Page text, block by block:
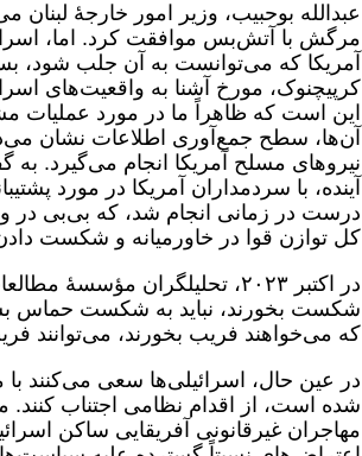
عبدالله بوحبیب، وزیر امور خارجۀ
مرگش با آتش‌بس موافقت کرد. اما،
آمریکا که می‌توانست به آن جلب شود،
کرپیچنوک، مورخ آشنا به واقعیت‌های
این است که ظاهراً ما در مورد
آن‌ها، سطح جمع‌آوری اطلاعات نشان
نیروهای مسلح آمریکا انجام می‌گیرد. به
آینده، با سردمداران آمریکا در مورد
درست در زمانی انجام شد، که بی‌بی در
کل توازن قوا در خاورمیانه و شکست
در اکتبر ٢٠٢٣، تحلیلگران
شکست بخورند، نباید به شکست حماس
که می‌خواهند فریب بخورند، می‌توانند
در عین حال، اسرائیلی‌ها سعی می‌کنند
شده است، از اقدام نظامی اجتناب کنند.
مهاجران غیرقانونی آفریقایی ساکن